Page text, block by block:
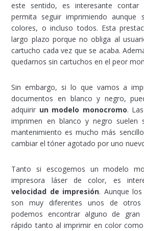
este sentido, es interesante
permita seguir imprimiendo
colores, o incluso todos. Esta
largo plazo porque no obliga al
cartucho cada vez que se acaba.
quedarnos sin cartuchos en el peor
Sin embargo, si lo que vamos a
documentos en blanco y negro,
adquirir un modelo monocromo.
imprimen en blanco y negro suelen
mantenimiento es mucho más
cambiar el tóner agotado por uno
Tanto si escogemos un modelo
impresora láser de color, es
velocidad de impresión. Aunque
son muy diferentes unos de
podemos encontrar alguno de
rápido tanto al imprimir en color